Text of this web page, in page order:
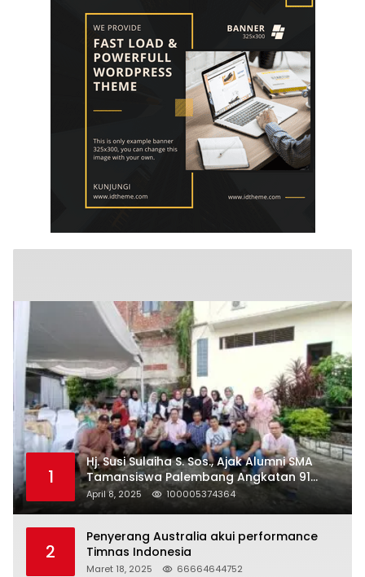
1
Hj. Susi Sulaiha S. Sos., Ajak Alumni SMA
Tamansiswa Palembang Angkatan 91
Halal Bihalal
April 8, 2025 100005374364
2
Penyerang Australia akui performance
Timnas Indonesia
Maret 18, 2025 66664644752